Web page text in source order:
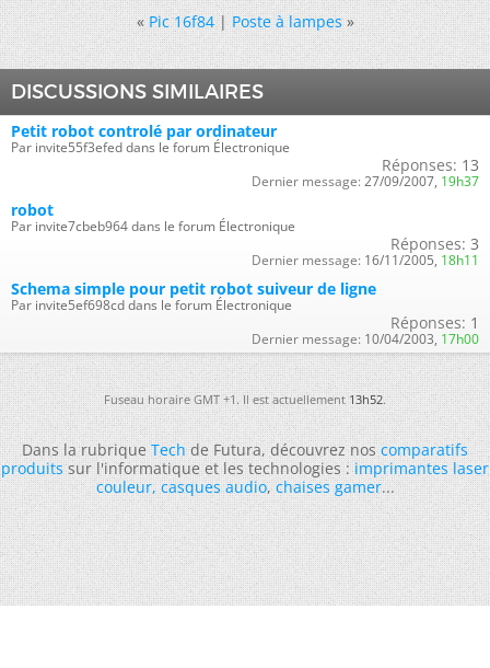
« Pic 16f84|Poste à lampes »
DISCUSSIONS SIMILAIRES
Petit robot controlé par ordinateur
Par invite55f3efed dans le forum Électronique
Réponses: 13
Dernier message: 27/09/2007, 19h37
robot
Par invite7cbeb964 dans le forum Électronique
Réponses: 3
Dernier message: 16/11/2005, 18h11
Schema simple pour petit robot suiveur de ligne
Par invite5ef698cd dans le forum Électronique
Réponses: 1
Dernier message: 10/04/2003, 17h00
Fuseau horaire GMT +1. Il est actuellement13h52.
Dans la rubriqueTechde Futura, découvrez noscomparatifs
produitssur l'informatique et les technologies :imprimantes laser
couleur,casques audio,chaises gamer...